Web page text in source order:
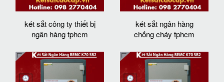
két sắt công ty thiết bị
ngân hàng tphcm
két sắt ngân hàng
chống cháy tphcm